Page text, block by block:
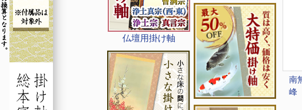
仏壇用掛け軸
南
峰